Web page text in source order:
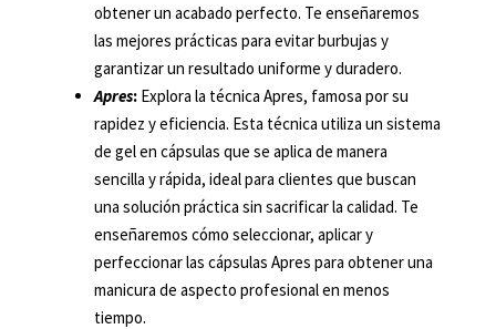
obtener un acabado perfecto. Te enseñaremos
las mejores prácticas para evitar burbujas y
garantizar un resultado uniforme y duradero.
Apres: Explora la técnica Apres, famosa por su
rapidez y eficiencia. Esta técnica utiliza un sistema
de gel en cápsulas que se aplica de manera
sencilla y rápida, ideal para clientes que buscan
una solución práctica sin sacrificar la calidad. Te
enseñaremos cómo seleccionar, aplicar y
perfeccionar las cápsulas Apres para obtener una
manicura de aspecto profesional en menos
tiempo.